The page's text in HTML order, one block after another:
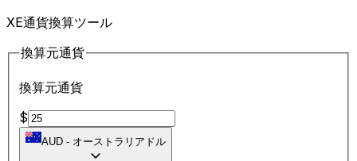
XE通貨換算ツール
換算元通貨
換算元通貨
$
AUD - オーストラリアドル